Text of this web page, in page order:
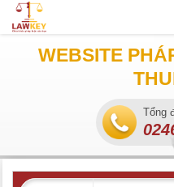
WEBSITE
Tổng